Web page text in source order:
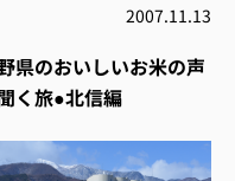
2007.11.13
県のおいしいお米の声
く旅●北信編